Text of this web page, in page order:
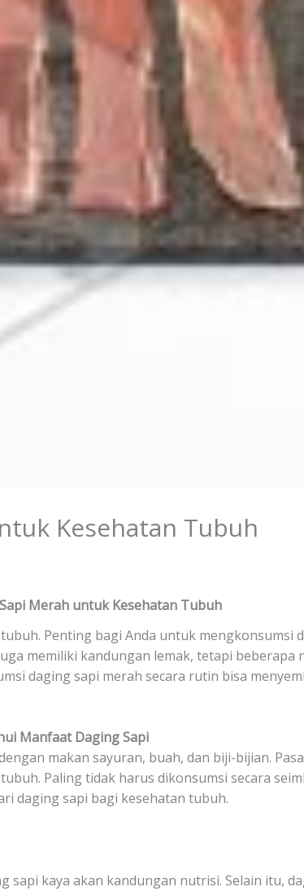
Kesehatan Tubuh
Merah untuk Kesehatan Tubuh
Penting bagi Anda untuk mengkonsumsi
memiliki kandungan lemak, tetapi beberapa
daging sapi merah secara rutin bisa
Manfaat Daging Sapi
makan sayuran, buah, dan biji-bijian.
Paling tidak harus dikonsumsi secara
daging sapi bagi kesehatan tubuh.
sapi kaya akan kandungan nutrisi. Selain itu,